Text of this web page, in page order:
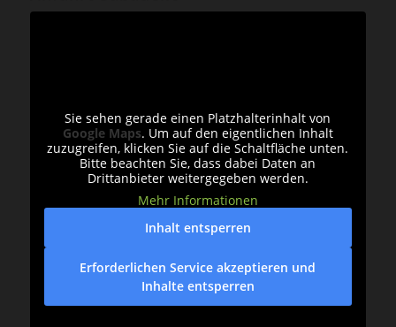
Sie sehen gerade einen Platzhalterinhalt von
Google Maps. Um auf den eigentlichen Inhalt
zuzugreifen, klicken Sie auf die Schaltfläche unten.
Bitte beachten Sie, dass dabei Daten an
Drittanbieter weitergegeben werden.
Mehr Informationen
Inhalt entsperren
Erforderlichen Service akzeptieren und
Inhalte entsperren